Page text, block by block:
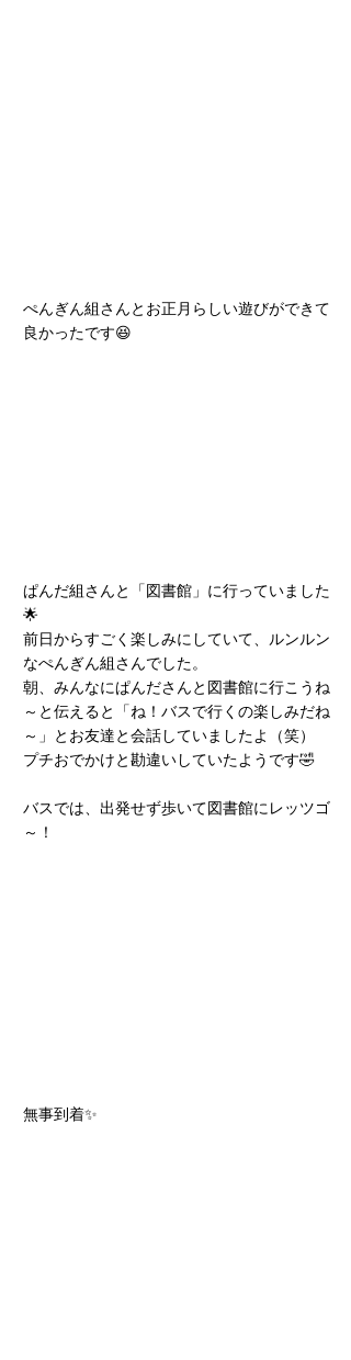
ぺんぎん組さんとお正月らしい遊びができて
良かったです😆
ぱんだ組さんと「図書館」に行っていました
🌟
前日からすごく楽しみにしていて、ルンルン
なぺんぎん組さんでした。
朝、みんなにぱんださんと図書館に行こうね
～と伝えると「ね！バスで行くの楽しみだね
～」とお友達と会話していましたよ（笑）
プチおでかけと勘違いしていたようです🤣
バスでは、出発せず歩いて図書館にレッツゴ
～！
無事到着✨